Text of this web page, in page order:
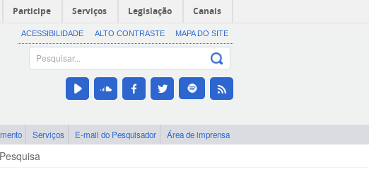
Participe Serviços Legislação Canais
ACESSIBILIDADE ALTO CONTRASTE MAPA DO SITE
Serviços E-mail do Pesquisador Área de imprensa